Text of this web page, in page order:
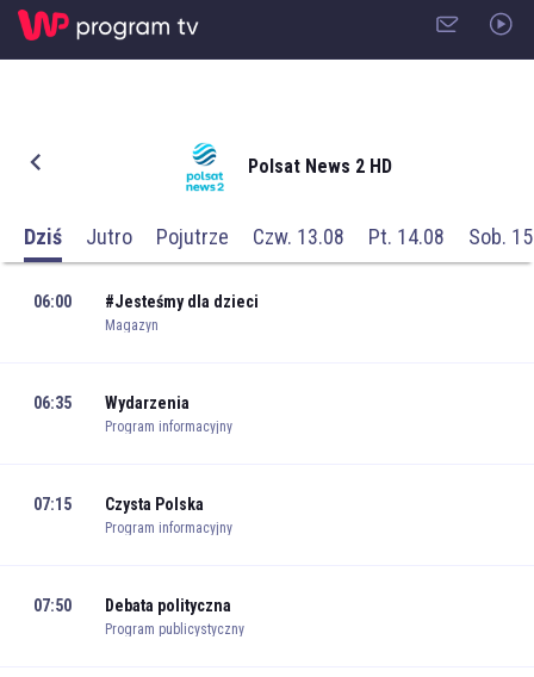
Polsat News 2 HD
Dziś Jutro Pojutrze Czw. 13.08 Pt. 14.08 Sob.
06:00 #Jesteśmy dla dzieci
Magazyn
06:35 Wydarzenia
Program informacyjny
07:15 Czysta Polska
Program informacyjny
07:50 Debata polityczna
Program publicystyczny